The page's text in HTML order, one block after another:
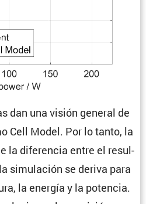
dan una visión general de
Cell Model. Por lo tanto, la
la diferencia entre el resul­
simula­ción se deriva para
la energía y la potencia.